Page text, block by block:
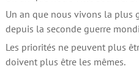
Un an que nous vivons la plus
depuis la seconde guerre
Les priorités ne peuvent plus
doivent plus être les mêmes.